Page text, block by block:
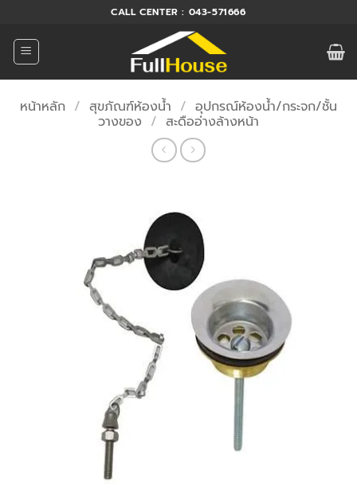
ยัง
เนื้อหา
CALL CENTER : 043-571666
หน้าหลัก / สุขภัณฑ์ห้องน้ำ / อุปกรณ์ห้องน้ำ/กระจก/ชั้น
วางของ / สะดืออ่างล้างหน้า